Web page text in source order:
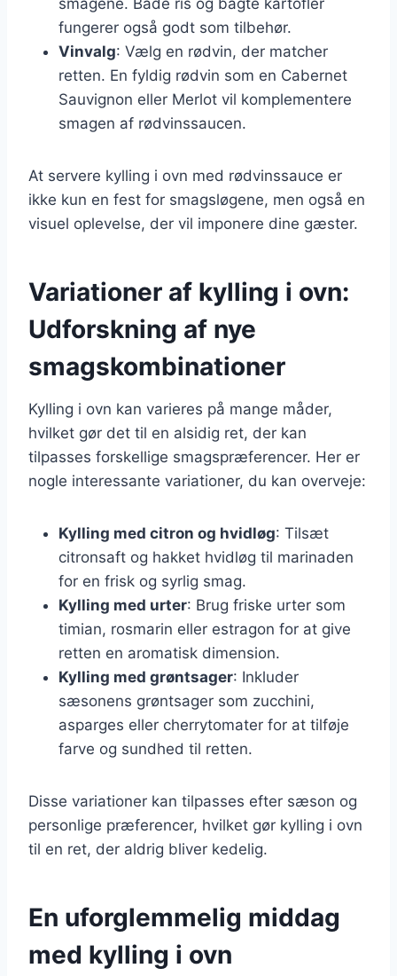
fungerer også godt som tilbehør.
Vinvalg: Vælg en rødvin, der matcher
retten. En fyldig rødvin som en Cabernet
Sauvignon eller Merlot vil komplementere
smagen af rødvinssaucen.
At servere kylling i ovn med rødvinssauce er
ikke kun en fest for smagsløgene, men også en
visuel oplevelse, der vil imponere dine gæster.
Variationer af kylling i ovn:
Udforskning af nye
smagskombinationer
Kylling i ovn kan varieres på mange måder,
hvilket gør det til en alsidig ret, der kan
tilpasses forskellige smagspræferencer. Her er
nogle interessante variationer, du kan overveje:
Kylling med citron og hvidløg: Tilsæt
citronsaft og hakket hvidløg til marinaden
for en frisk og syrlig smag.
Kylling med urter: Brug friske urter som
timian, rosmarin eller estragon for at give
retten en aromatisk dimension.
Kylling med grøntsager: Inkluder
sæsonens grøntsager som zucchini,
asparges eller cherrytomater for at tilføje
farve og sundhed til retten.
Disse variationer kan tilpasses efter sæson og
personlige præferencer, hvilket gør kylling i ovn
til en ret, der aldrig bliver kedelig.
En uforglemmelig middag
med kylling i ovn